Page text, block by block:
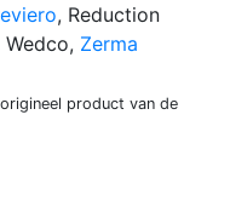
, Reduction
Wedco, Zerma
product van de